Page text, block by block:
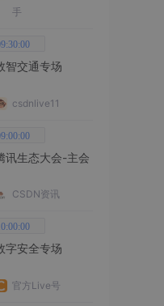
手
智交通专场
csdnlive11
讯生态大会-主会
CSDN资讯
字安全专场
官方Live号